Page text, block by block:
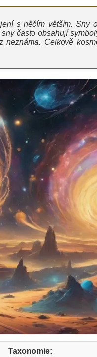
s něčím větším. Sny
často obsahují
Celkově
Taxonomie: